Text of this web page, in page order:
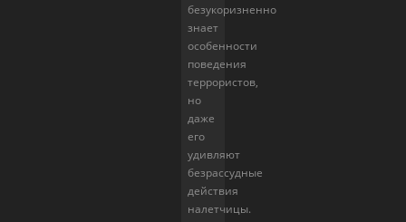
безукоризненно
знает
особенности
поведения
террористов,
но
даже
его
удивляют
безрассудные
действия
налетчицы.